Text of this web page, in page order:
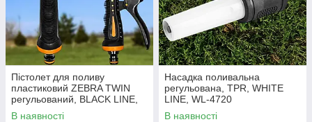
Пістолет для поливу
пластиковий ZEBRA TWIN
регульований, BLACK LINE,
ECO-7205T
В наявності
Насадка поливальна
регульована, TPR, WHITE
LINE, WL-4720
В наявності